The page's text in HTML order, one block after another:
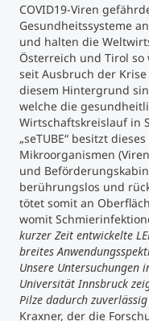
COVID19-Viren
Gesundheitssysteme
und halten die
Österreich und Tirol
seit Ausbruch der
diesem Hintergrund
welche die
Wirtschaftskreislauf in
„seTUBE“ besitzt
Mikroorganismen
und
berührungslos und
tötet somit an
womit
kurzer Zeit entwickelte
breites
Unsere Untersuchungen
Universität Innsbruck
Pilze dadurch
Kraxner, der die